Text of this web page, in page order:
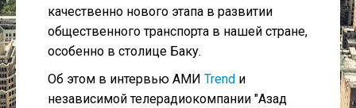
качественно нового этапа в развитии
общественного транспорта в нашей стране,
особенно в столице Баку.
Об этом в интервью АМИ Trend и
независимой телерадиокомпании "Азад